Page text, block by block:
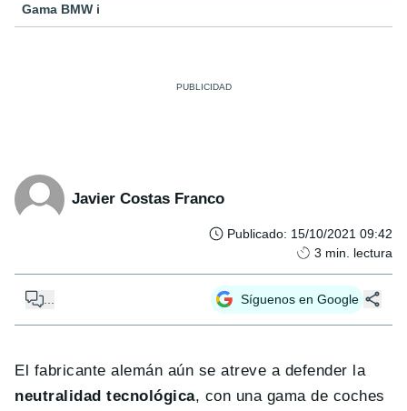
Gama BMW i
Javier Costas Franco
Publicado: 15/10/2021 09:42
3 min. lectura
Síguenos en Google
El fabricante alemán aún se atreve a defender la
neutralidad tecnológica, con una gama de coches